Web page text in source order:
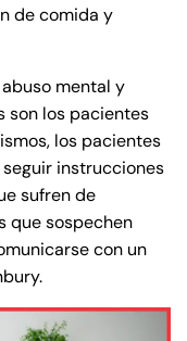
de comida y
mental y
son los pacientes
los pacientes
instrucciones
sufren de
que sospechen
con un